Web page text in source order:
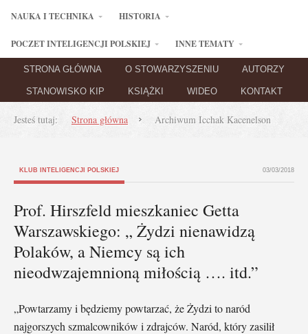
NAUKA I TECHNIKA HISTORIA
POCZET INTELIGENCJI POLSKIEJ INNE TEMATY
STRONA GŁÓWNA O STOWARZYSZENIU AUTORZY
STANOWISKO KIP KSIĄŻKI WIDEO KONTAKT
Jesteś tutaj: Strona główna Archiwum Icchak Kacenelson
KLUB INTELIGENCJI POLSKIEJ 03/03/2018
Prof. Hirszfeld mieszkaniec Getta
Warszawskiego: „ Żydzi nienawidzą
Polaków, a Niemcy są ich
nieodwzajemnioną miłością …. itd.”
„Powtarzamy i będziemy powtarzać, że Żydzi to naród
najgorszych szmalcowników i zdrajców. Naród, który zasilił